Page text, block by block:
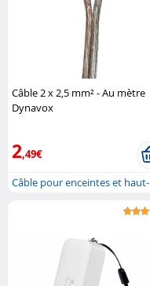
Câble 2 x 2,5 mm² - Au mètre
Dynavox
2,49€
Câble pour enceintes et haut-